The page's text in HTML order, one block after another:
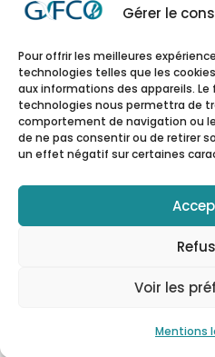
Gérer le
Pour offrir les meilleures
technologies telles que les
aux informations des appareils.
technologies nous permettra de
comportement de navigation ou
de ne pas consentir ou de retirer
un effet négatif sur certaines
Voir les
Mentions
de favoriser le
génomique en
génétique
tous les domaines
disciplines.
ESPACE
Administration –
Mentions